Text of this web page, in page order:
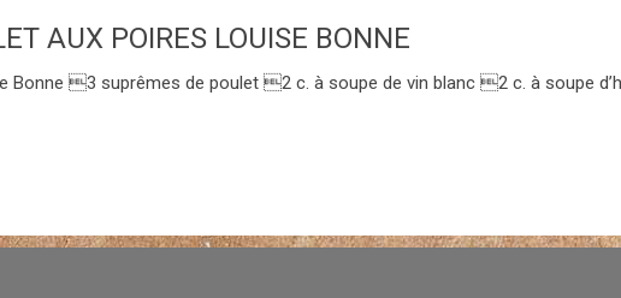
AUX POIRES LOUISE BONNE
Bonne 3 suprêmes de poulet 2 c. à soupe de vin blanc 2 c. à soupe